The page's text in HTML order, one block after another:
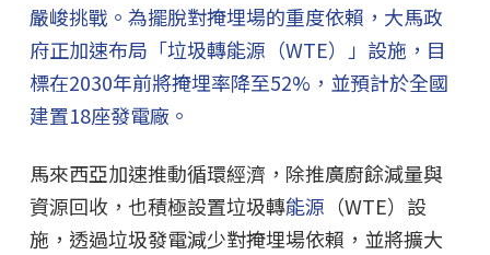
嚴峻挑戰。為擺脫對掩埋場的重度依賴，大馬政
府正加速布局「垃圾轉能源（WTE）」設施，目
標在2030年前將掩埋率降至52%，並預計於全國
建置18座發電廠。
馬來西亞加速推動循環經濟，除推廣廚餘減量與
資源回收，也積極設置垃圾轉能源 （WTE）設
施，透過垃圾發電減少對掩埋場依賴，並將擴大